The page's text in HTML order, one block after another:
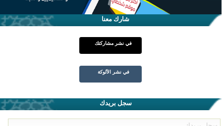
شارك معنا
في نشر مشاركتك
في نشر الألوكة
سجل بريدك